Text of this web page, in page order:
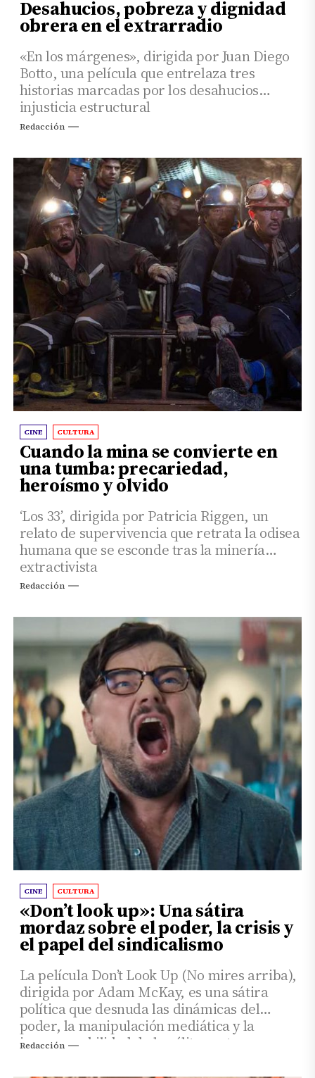
Desahucios, pobreza y dignidad
obrera en el extrarradio
«En los márgenes», dirigida por Juan Diego
Botto, una película que entrelaza tres
historias marcadas por los desahucios
injusticia estructural
Redacción
CINE CULTURA
Cuando la mina se convierte en
una tumba: precariedad,
heroísmo y olvido
‘Los 33’, dirigida por Patricia Riggen, un
relato de supervivencia que retrata la odisea
humana que se esconde tras la minería
extractivista
Redacción
CINE CULTURA
«Don’t look up»: Una sátira
mordaz sobre el poder, la crisis y
el papel del sindicalismo
La película Don’t Look Up (No mires arriba),
dirigida por Adam McKay, es una sátira
política que desnuda las dinámicas del
poder, la manipulación mediática y la
irresponsabilidad de las élites ante una
Redacción